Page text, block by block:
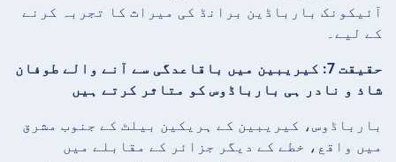
آئیکونک بارباڈین برانڈ کی میراث کا تجربہ کرنے
کے لیے۔
حقیقت 7: کیریبین میں باقاعدگی سے آنے والے طوفان
شاذ و نادر ہی بارباڈوس کو متاثر کرتے ہیں
بارباڈوس، کیریبین کے ہریکین بیلٹ کے جنوب مشرق
میں واقع، خطے کے دیگر جزائر کے مقابلے میں